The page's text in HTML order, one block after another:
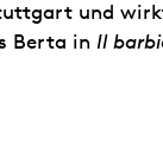
und
Berta in Il